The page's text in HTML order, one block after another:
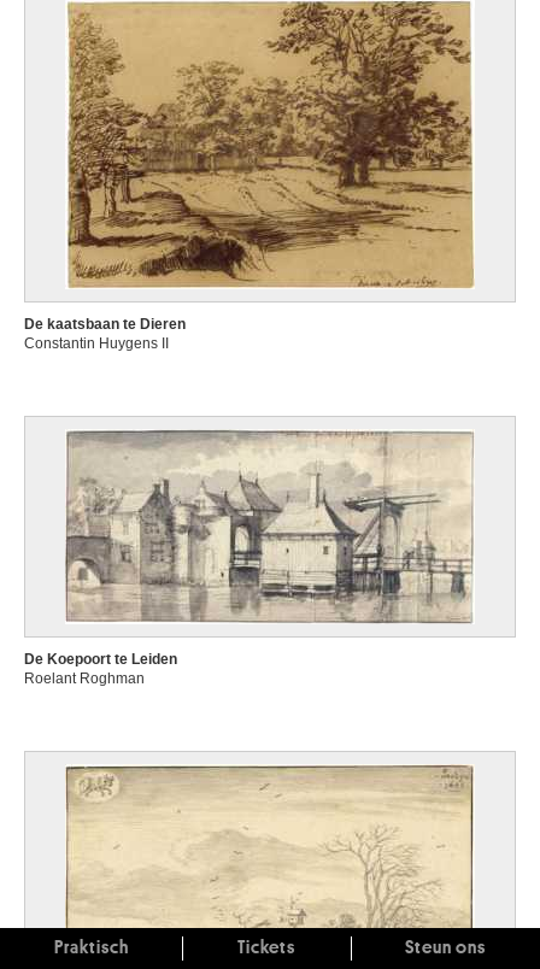
De kaatsbaan te Dieren
Constantin Huygens II
De Koepoort te Leiden
Roelant Roghman
Praktisch Tickets Steun ons